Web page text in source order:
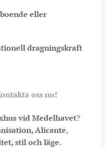
eller
dragningskraft
oss nu!
vid Medelhavet?
Alicante,
stil och läge.